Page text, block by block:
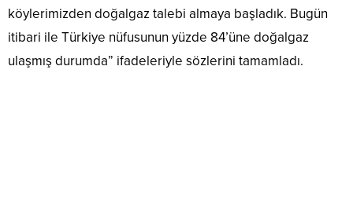
köylerimizden doğalgaz talebi almaya başladık. Bugün
itibari ile Türkiye nüfusunun yüzde 84’üne doğalgaz
ulaşmış durumda” ifadeleriyle sözlerini tamamladı.